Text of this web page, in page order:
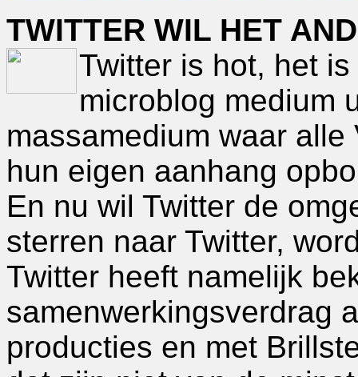
TWITTER WIL HET
Twitter is hot, het
microblog medium
massamedium waar
hun eigen aanhang
En nu wil Twitter de
sterren naar Twitter,
Twitter heeft namelijk
samenwerkingsverdrag
producties en met